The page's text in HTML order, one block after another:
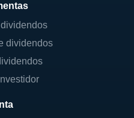
dividendos